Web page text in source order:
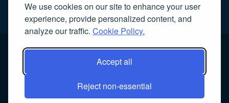
We use cookies on our site to enhance your user
experience, provide personalized content, and
analyze our traffic. Cookie Policy.
Accept all
Reject non-essential
Copyright 2022, Asociación de Guías Turísticos Licenciados